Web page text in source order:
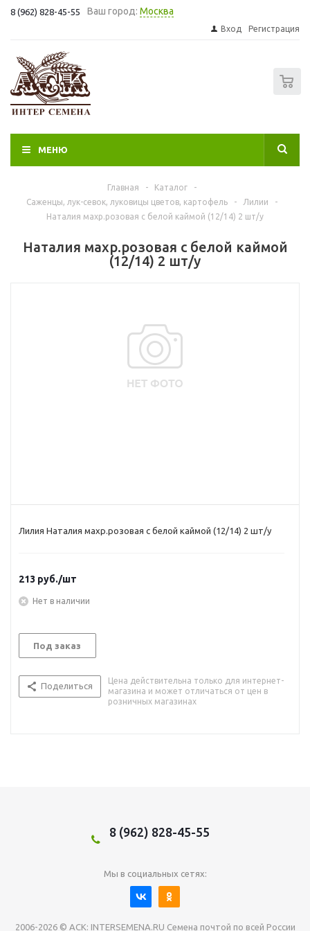
8 (962) 828-45-55 Ваш город: Москва
Вход Регистрация
МЕНЮ
Главная - Каталог
-
Саженцы, лук-севок, луковицы цветов, картофель
- Лилии
-
Наталия махр.розовая с белой каймой (12/14) 2 шт/у
Наталия махр.розовая с белой каймой
(12/14) 2 шт/у
Лилия Наталия махр.розовая с белой каймой (12/14) 2 шт/у
213 руб./шт
Нет в наличии
Под заказ
Поделиться
Цена действительна только для интернет-
магазина и может отличаться от цен в
розничных магазинах
8 (962) 828-45-55
Мы в социальных сетях:
2006-2026 © АСК: INTERSEMENA.RU Семена почтой по всей России